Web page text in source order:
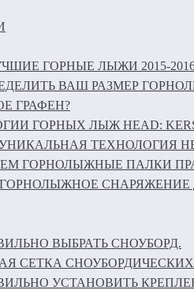
ГОРНЫЕ ЛЫЖИ 2015-
ВАШ РАЗМЕР
ГРАФЕН?
ГОРНЫХ ЛЫЖ HEAD: KERS
ТЕХНОЛОГИЯ
ГОРНОЛЫЖНЫЕ ПАЛКИ
ВЫБРАТЬ СНОУБОРД.
СЕТКА
УСТАНОВИТЬ